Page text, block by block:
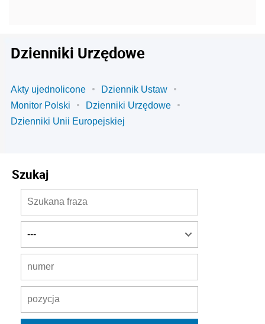
Dzienniki Urzędowe
Akty ujednolicone
Dziennik Ustaw
Monitor Polski
Dzienniki Urzędowe
Dzienniki Unii Europejskiej
Szukaj